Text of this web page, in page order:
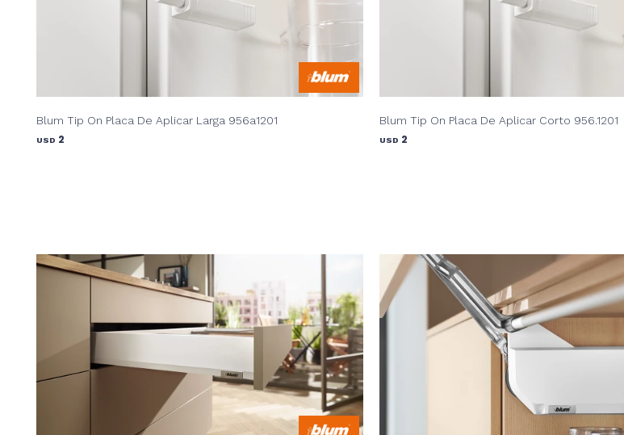
Blum Tip On Placa De Aplicar Larga 956a1201
USD 2
Blum Tip On Placa De Aplicar Corto 956.1201
USD 2